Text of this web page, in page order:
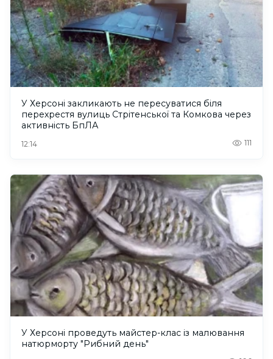
У Херсоні закликають не пересуватися біля
перехрестя вулиць Стрітенської та Комкова через
активність БпЛА
12:14 111
У Херсоні проведуть майстер-клас із малювання
натюрморту "Рибний день"